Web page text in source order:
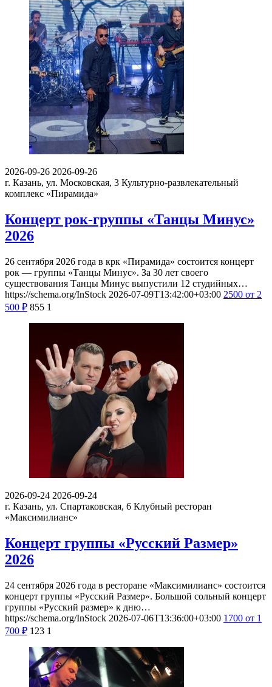
2026-09-26 2026-09-26
г. Казань, ул. Московская, 3 Культурно-развлекательный
комплекс «Пирамида»
Концерт рок-группы «Танцы Минус»
2026
26 сентября 2026 года в крк «Пирамида» состоится концерт
рок — группы «Танцы Минус». За 30 лет своего
существования Танцы Минус выпустили 12 студийных…
https://schema.org/InStock 2026-07-09T13:42:00+03:00 2500 от 2
500 ₽ 855 1
2026-09-24 2026-09-24
г. Казань, ул. Спартаковская, 6 Клубный ресторан
«Максимилианс»
Концерт группы «Русский Размер»
2026
24 сентября 2026 года в ресторане «Максимилианс» состоится
концерт группы «Русский Размер». Большой сольный концерт
группы «Русский размер» к дню…
https://schema.org/InStock 2026-07-06T13:36:00+03:00 1700 от 1
700 ₽ 123 1